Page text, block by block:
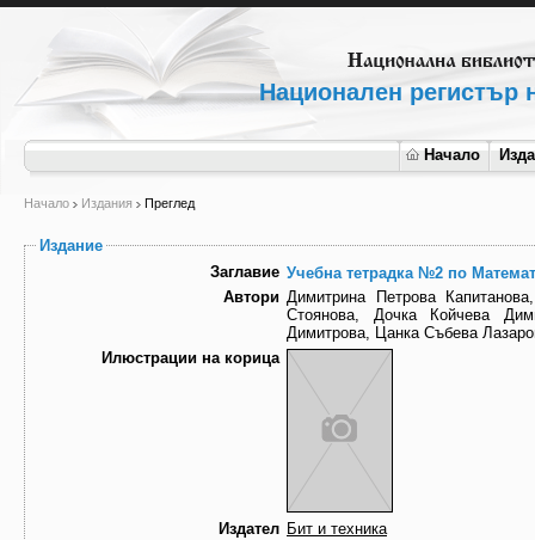
Национален регистър
Начало
Начало Издания Преглед
Издание
Заглавие Учебна тетрадка №2 по
Автори Димитрина Петрова
Стоянова, Дочка Койчева
Димитрова, Цанка Събева
Илюстрации на корица
Издател Бит и техника